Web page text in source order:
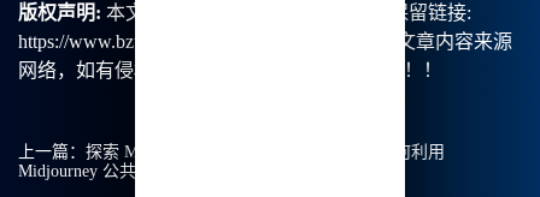
版权声明: 本文由【B族智能】原创，转载请保留链接:
https://www.bzu.cn/news/show/9157.html，部分文章内容来源
网络，如有侵权请联系我们删除处理。谢谢！！！
上一篇： 探索 Midjourney 中文绘画的无限可能，如何利用
Midjourney 公共模式提升我的创作？